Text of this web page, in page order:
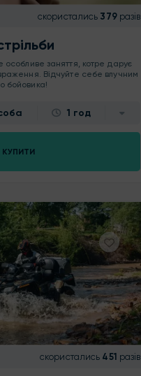
скористались 379разів
особливе заняття, котре дарує
Відчуйте себе влучним
бойовика!
1 год
КУПИТИ
скористались 451 разів